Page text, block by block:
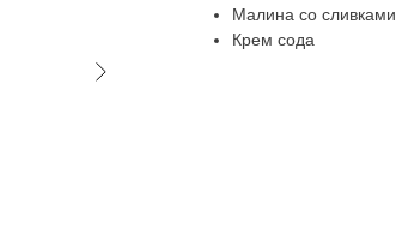
Малина со сливками
Крем сода